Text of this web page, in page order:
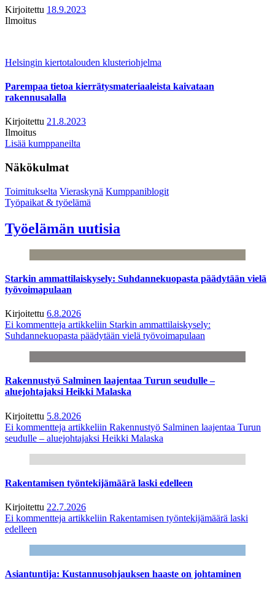
Kirjoitettu 18.9.2023
Ilmoitus
Helsingin kiertotalouden klusteriohjelma
Parempaa tietoa kierrätysmateriaaleista kaivataan
rakennusalalla
Kirjoitettu 21.8.2023
Ilmoitus
Lisää kumppaneilta
Näkökulmat
Toimitukselta Vieraskynä Kumppaniblogit
Työpaikat & työelämä
Työelämän uutisia
Starkin ammattilaiskysely: Suhdannekuopasta päädytään vielä
työvoimapulaan
Kirjoitettu 6.8.2026
Ei kommentteja artikkeliin Starkin ammattilaiskysely:
Suhdannekuopasta päädytään vielä työvoimapulaan
Rakennustyö Salminen laajentaa Turun seudulle –
aluejohtajaksi Heikki Malaska
Kirjoitettu 5.8.2026
Ei kommentteja artikkeliin Rakennustyö Salminen laajentaa Turun
seudulle – aluejohtajaksi Heikki Malaska
Rakentamisen työntekijämäärä laski edelleen
Kirjoitettu 22.7.2026
Ei kommentteja artikkeliin Rakentamisen työntekijämäärä laski
edelleen
Asiantuntija: Kustannusohjauksen haaste on johtaminen